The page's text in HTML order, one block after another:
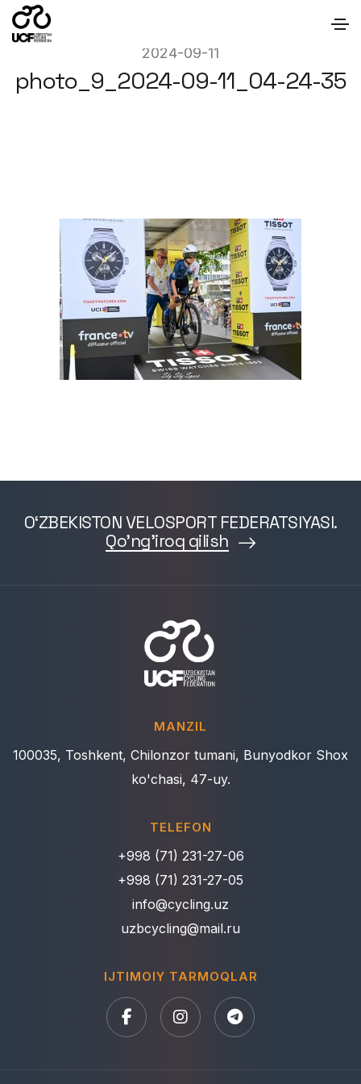
2024-09-11
photo_9_2024-09-11_04-24-35
O‘ZBEKISTON VELOSPORT FEDERATSIYASI.
Qo'ng'iroq qilish
MANZIL
100035, Toshkent, Chilonzor tumani, Bunyodkor Shox
ko'chasi, 47-uy.
TELEFON
+998 (71) 231-27-06
+998 (71) 231-27-05
info@cycling.uz
uzbcycling@mail.ru
IJTIMOIY TARMOQLAR